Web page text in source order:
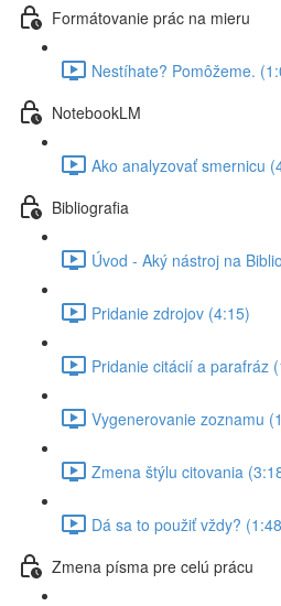
Formátovanie prác na mieru
Nestíhate? Pomôžeme.
NotebookLM
Ako analyzovať smernicu
Bibliografia
Úvod - Aký nástroj na
Pridanie zdrojov (4:15)
Pridanie citácií a parafráz
Vygenerovanie zoznamu
Zmena štýlu citovania
Dá sa to použiť vždy?
Zmena písma pre celú prácu